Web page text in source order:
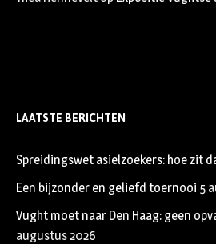
LAATSTE BERICHTEN
Spreidingswet asielzoekers: hoe zit
Een bijzonder en geliefd toernooi 5
Vught moet naar Den Haag: geen
augustus 2026